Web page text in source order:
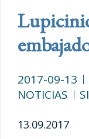
2017-09-13
NOTICIAS
13.09.2017